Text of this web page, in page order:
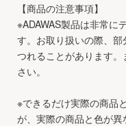
【商品の注意事項】
※ADAWAS製品は非常に
す。お取り扱いの際、
つれることがあります
さい。
※できるだけ実際の商品
が、実際の商品と色が